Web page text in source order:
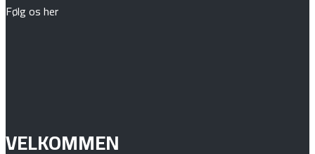
Følg os her
VELKOMMEN